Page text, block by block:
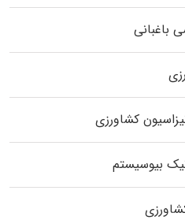
باغبانی
کشاورزی
بیوسیستم